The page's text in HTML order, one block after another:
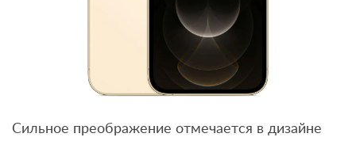
Сильное преображение отмечается в дизайне